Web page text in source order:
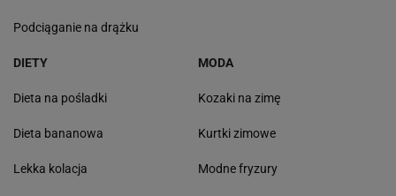
Podciąganie na drążku
DIETY
Dieta na pośladki
Dieta bananowa
Lekka kolacja
MODA
Kozaki na zimę
Kurtki zimowe
Modne fryzury